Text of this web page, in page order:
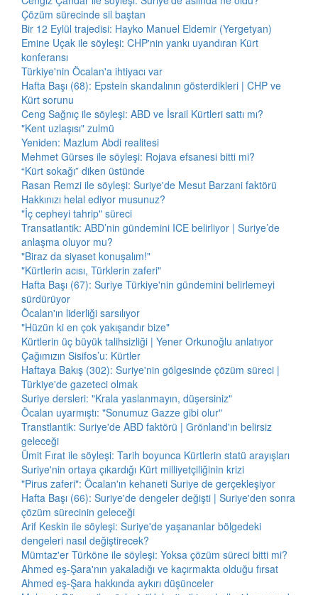
Çözüm sürecinde sil baştan
Bir 12 Eylül trajedisi: Hayko Manuel Eldemir (Yergetyan)
Emine Uçak ile söyleşi: CHP'nin yankı uyandıran Kürt
konferansı
Türkiye'nin Öcalan'a ihtiyacı var
Hafta Başı (68): Epstein skandalının gösterdikleri | CHP ve
Kürt sorunu
Ceng Sağnıç ile söyleşi: ABD ve İsrail Kürtleri sattı mı?
"Kent uzlaşısı" zulmü
Yeniden: Mazlum Abdi realitesi
Mehmet Gürses ile söyleşi: Rojava efsanesi bitti mi?
“Kürt sokağı” diken üstünde
Rasan Remzi ile söyleşi: Suriye'de Mesut Barzani faktörü
Hakkınızı helal ediyor musunuz?
"İç cepheyi tahrip" süreci
Transatlantik: ABD’nin gündemini ICE belirliyor | Suriye’de
anlaşma oluyor mu?
"Biraz da siyaset konuşalım!"
"Kürtlerin acısı, Türklerin zaferi"
Hafta Başı (67): Suriye Türkiye'nin gündemini belirlemeyi
sürdürüyor
Öcalan'ın liderliği sarsılıyor
"Hüzün ki en çok yakışandır bize"
Kürtlerin üç büyük talihsizliği | Yener Orkunoğlu anlatıyor
Çağımızın Sisifos’u: Kürtler
Haftaya Bakış (302): Suriye'nin gölgesinde çözüm süreci |
Türkiye'de gazeteci olmak
Suriye dersleri: "Krala yaslanmayın, düşersiniz"
Öcalan uyarmıştı: "Sonumuz Gazze gibi olur"
Transtlantik: Suriye'de ABD faktörü | Grönland'ın belirsiz
geleceği
Ümit Fırat ile söyleşi: Tarih boyunca Kürtlerin statü arayışları
Suriye'nin ortaya çıkardığı Kürt milliyetçiliğinin krizi
"Pirus zaferi": Öcalan'ın kehaneti Suriye de gerçekleşiyor
Hafta Başı (66): Suriye'de dengeler değişti | Suriye'den sonra
çözüm sürecinin geleceği
Arif Keskin ile söyleşi: Suriye'de yaşananlar bölgedeki
dengeleri nasıl değiştirecek?
Mümtaz'er Türköne ile söyleşi: Yoksa çözüm süreci bitti mi?
Ahmed eş-Şara'nın yakaladığı ve kaçırmakta olduğu fırsat
Ahmed eş-Şara hakkında aykırı düşünceler